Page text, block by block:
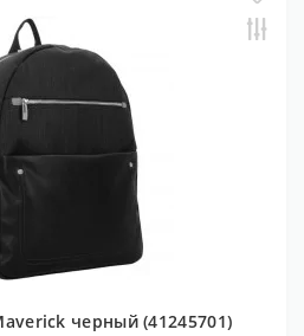
черный (41245701)